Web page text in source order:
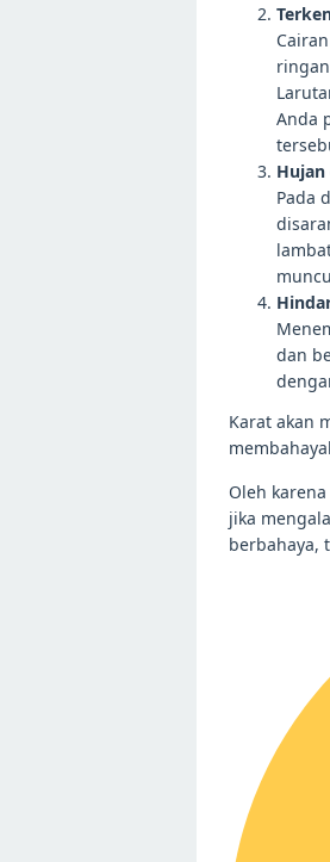
Anda
Hujan
Pada
dan
Karat akan
Oleh
jika
berbahaya,